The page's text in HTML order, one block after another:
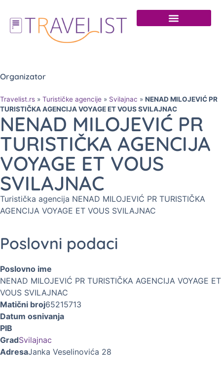
Organizator
Travelist.rs » Turističke agencije » Svilajnac » NENAD MILOJEVIĆ PR
TURISTIČKA AGENCIJA VOYAGE ET VOUS SVILAJNAC
NENAD MILOJEVIĆ PR
TURISTIČKA AGENCIJA
VOYAGE ET VOUS
SVILAJNAC
Turistička agencija NENAD MILOJEVIĆ PR TURISTIČKA
AGENCIJA VOYAGE ET VOUS SVILAJNAC
Poslovni podaci
Poslovno ime
NENAD MILOJEVIĆ PR TURISTIČKA AGENCIJA VOYAGE ET
VOUS SVILAJNAC
Matični broj65215713
Datum osnivanja
PIB
GradSvilajnac
AdresaJanka Veselinovića 28